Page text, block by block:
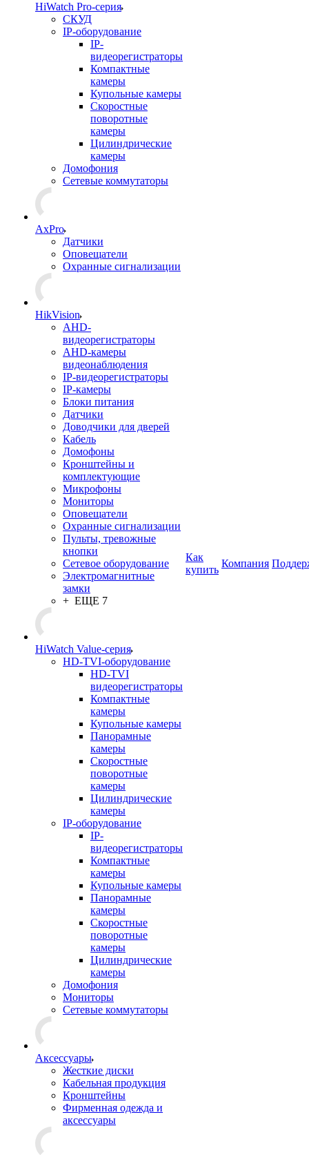
HiWatch Pro-серия
CКУД
IP-оборудование
IP-
видеорегистраторы
Компактные
камеры
Купольные камеры
Скоростные
поворотные
камеры
Цилиндрические
камеры
Домофония
Сетевые коммутаторы
AxPro
Датчики
Оповещатели
Охранные сигнализации
HikVision
AHD-
видеорегистраторы
AHD-камеры
видеонаблюдения
IP-видеорегистраторы
IP-камеры
Блоки питания
Датчики
Доводчики для дверей
Кабель
Домофоны
Кронштейны и
комплектующие
Микрофоны
Мониторы
Оповещатели
Охранные сигнализации
Пульты, тревожные
кнопки
Сетевое оборудование
Электромагнитные
замки
+ ЕЩЕ 7
HiWatch Value-серия
HD-TVI-оборудование
HD-TVI
видеорегистраторы
Компактные
камеры
Купольные камеры
Панорамные
камеры
Скоростные
поворотные
камеры
Цилиндрические
камеры
IP-оборудование
IP-
видеорегистраторы
Компактные
камеры
Купольные камеры
Панорамные
камеры
Скоростные
поворотные
камеры
Цилиндрические
камеры
Домофония
Мониторы
Сетевые коммутаторы
Аксессуары
Жесткие диски
Кабельная продукция
Кронштейны
Фирменная одежда и
аксессуары
Как
купить
Компания